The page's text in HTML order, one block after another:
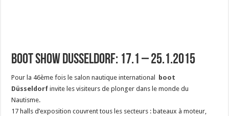
Boot Show Dusseldorf: 17.1 – 25.1.2015
Pour la 46ème fois le salon nautique international
boot
Düsseldorf invite les visiteurs de plonger dans le monde du
Nautisme.
17 halls d’exposition couvrent tous les secteurs : bateaux à moteur,